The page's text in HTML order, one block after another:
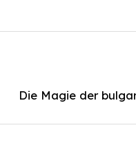
Die Magie der